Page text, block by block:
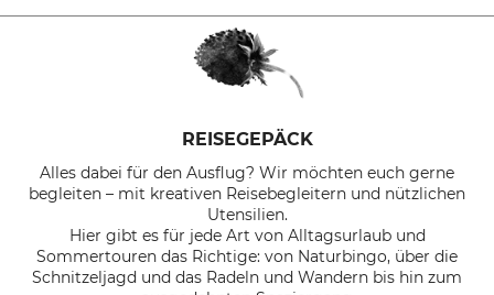
REISEGEPÄCK
Alles dabei für den Ausflug? Wir möchten euch gerne
begleiten – mit kreativen Reisebegleitern und nützlichen
Utensilien.
Hier gibt es für jede Art von Alltagsurlaub und
Sommertouren das Richtige: von Naturbingo, über die
Schnitzeljagd und das Radeln und Wandern bis hin zum